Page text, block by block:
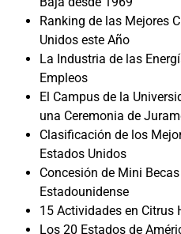
Ranking de las Mejores
Unidos este Año
La Industria de las
Empleos
El Campus de la
una Ceremonia de
Clasificación de los
Estados Unidos
Concesión de Mini
Estadounidense
15 Actividades en Citrus
Los 20 Estados de